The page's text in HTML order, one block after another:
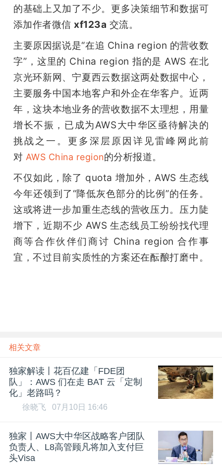
专
爱
搞
机
的基础上又加了不少。更多决策细节和数据可
添加作者微信 xf123a 交流。
主要原因据说是“在追 China region 的营收数
字”，这里的 China region 指的是 AWS 在北
京光环新网、宁夏西云数据这两处数据中心，
主要服务中国本地客户和外企在华客户。近两
年，这块本地业务的营收数据不太理想，用量
增长不振，已成为AWS大中华区亟待解决的
挑战之一。更多深层原因详见雷峰网此前
对 AWS China region的分析报道。
不仅如此，除了 quota 增加外，AWS 生态线
今年还领到了“降低灰色部分的比例”的任务。
这或将进一步加重生态线的营收压力。压力陡
增下，近期不少 AWS 生态线员工纷纷找代理
商等合作伙伴们商讨 China region 合作事
宜，不过目前实质性的方案还在酝酿打磨中。
相关文章
独家解读丨花百亿建「FDE团
队」：AWS 们在走 BAT 云「定制
化」老路吗？
徐晓飞 07月10日 16:46
独家丨AWS大中华区战略客户团队
负责人、L8高管顾凡将加入支付巨
头Visa